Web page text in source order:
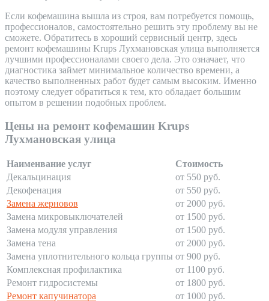
Если кофемашина вышла из строя, вам потребуется помощь,
профессионалов, самостоятельно решить эту проблему вы не
сможете. Обратитесь в хороший сервисный центр, здесь
ремонт кофемашины Krups Лухмановская улица выполняется
лучшими профессионалами своего дела. Это означает, что
диагностика займет минимальное количество времени, а
качество выполненных работ будет самым высоким. Именно
поэтому следует обратиться к тем, кто обладает большим
опытом в решении подобных проблем.
Цены на ремонт кофемашин Krups
Лухмановская улица
Наименвание услуг
Стоимость
Декальцинация
от 550 руб.
Декофенация
от 550 руб.
Замена жерновов
от 2000 руб.
Замена микровыключателей
от 1500 руб.
Замена модуля управления
от 1500 руб.
Замена тена
от 2000 руб.
Замена уплотнительного кольца группы от 900 руб.
Комплексная профилактика
от 1100 руб.
Ремонт гидросистемы
от 1800 руб.
Ремонт капучинатора
от 1000 руб.